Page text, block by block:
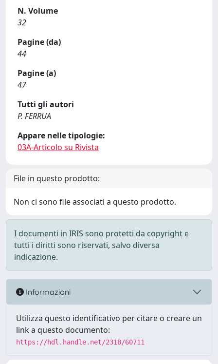
N. Volume
32
Pagine (da)
44
Pagine (a)
47
Tutti gli autori
P. FERRUA
Appare nelle tipologie:
03A-Articolo su Rivista
File in questo prodotto:
Non ci sono file associati a questo prodotto.
I documenti in IRIS sono protetti da copyright e
tutti i diritti sono riservati, salvo diversa
indicazione.
Informazioni
Utilizza questo identificativo per citare o creare un
link a questo documento:
https://hdl.handle.net/2318/60711